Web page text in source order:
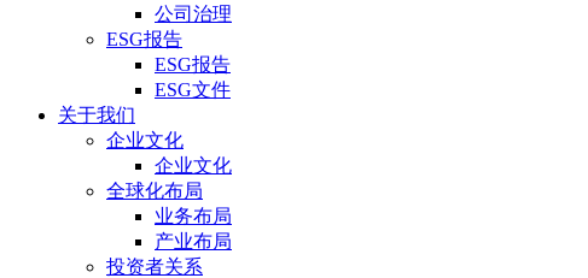
公司治理
ESG报告
ESG报告
ESG文件
关于我们
企业文化
企业文化
全球化布局
业务布局
产业布局
投资者关系